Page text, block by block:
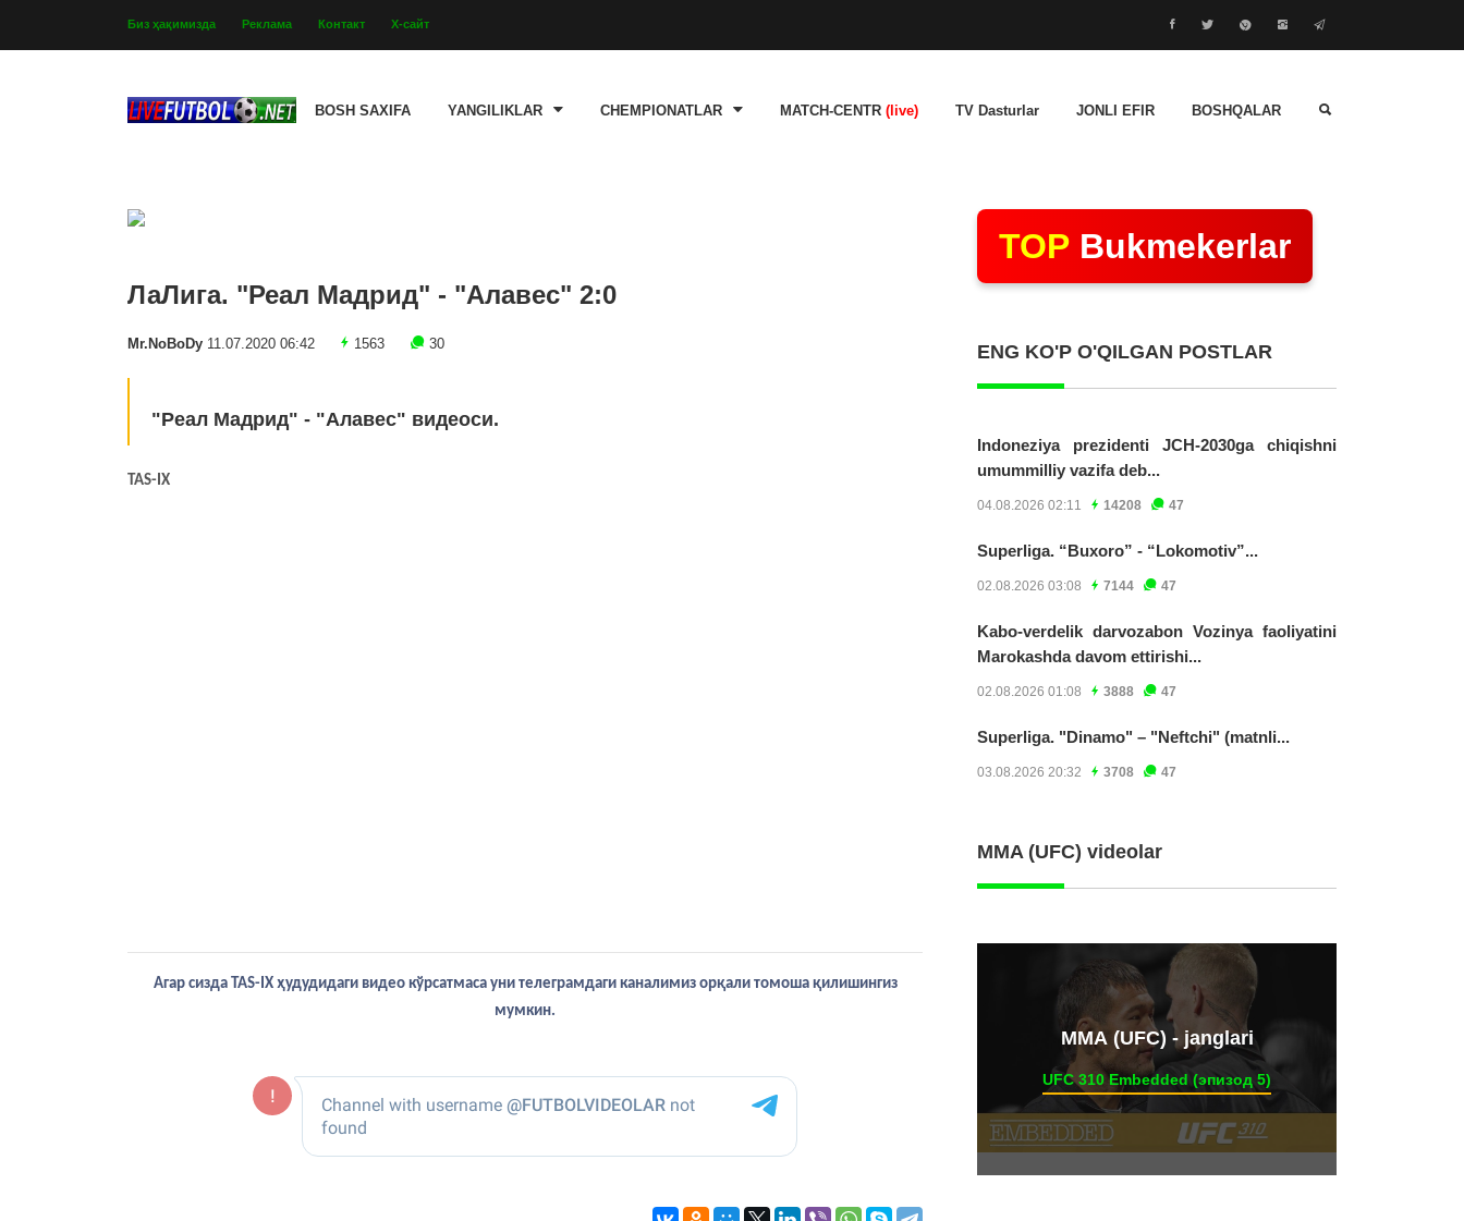
Биз ҳақимизда Реклама Контакт Х-сайт
BOSH SAXIFA YANGILIKLAR CHEMPIONATLAR MATCH-CENTR (live) TV Dasturlar JONLI EFIR BOSHQALAR
ЛаЛига. "Реал Мадрид" - "Алавес" 2:0
Mr.NoBoDy 11.07.2020 06:42 1563 30
"Реал Мадрид" - "Алавес" видеоси.
TAS-IX
Агар сизда TAS-IX ҳудудидаги видео кўрсатмаса уни телеграмдаги каналимиз орқали томоша қилишингиз
мумкин.
TOP Bukmekerlar
ENG KO'P O'QILGAN POSTLAR
Indoneziya prezidenti JCH-2030ga chiqishni
umummilliy vazifa deb...
04.08.2026 02:11 14208 47
Superliga. “Buxoro” - “Lokomotiv”...
02.08.2026 03:08 7144 47
Kabo-verdelik darvozabon Vozinya faoliyatini
Marokashda davom ettirishi...
02.08.2026 01:08 3888 47
Superliga. "Dinamo" – "Neftchi" (matnli...
03.08.2026 20:32 3708 47
MMA (UFC) videolar
ММА (UFC) - janglari
UFC 310 Embedded (эпизод 5)